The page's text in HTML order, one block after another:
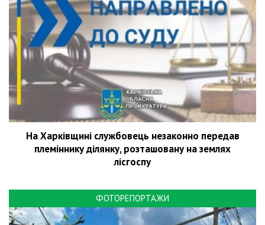
На Харківщині службовець незаконно передав
племіннику ділянку, розташовану на землях
лісгоспу
ФОТОРЕПОРТАЖИ